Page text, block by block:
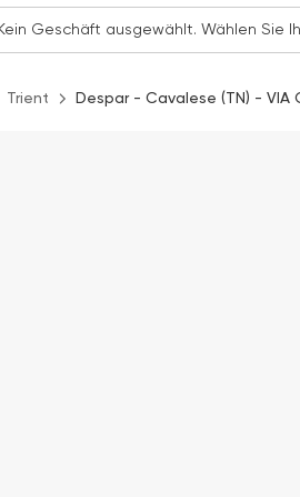
Trient Despar - Cavalese (TN) - VIA